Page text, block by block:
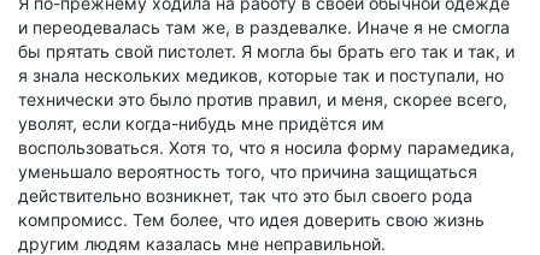
и переодевалась там же, в раздевалке. Иначе я не смогла
бы прятать свой пистолет. Я могла бы брать его так и так, и
я знала нескольких медиков, которые так и поступали, но
технически это было против правил, и меня, скорее всего,
уволят, если когда-нибудь мне придётся им
воспользоваться. Хотя то, что я носила форму парамедика,
уменьшало вероятность того, что причина защищаться
действительно возникнет, так что это был своего рода
компромисс. Тем более, что идея доверить свою жизнь
другим людям казалась мне неправильной.